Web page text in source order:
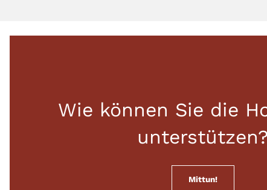
Wie können Sie die
unterstützen?
Mittun!